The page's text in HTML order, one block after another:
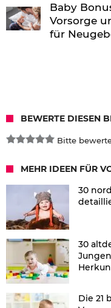
Baby
Vorsorge
für
BEWERTE DIESEN
Bitte
MEHR IDEEN FÜR
30
30
Die 21